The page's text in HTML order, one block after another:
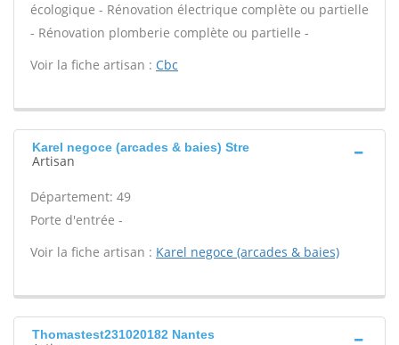
écologique - Rénovation électrique complète ou partielle
- Rénovation plomberie complète ou partielle -
Voir la fiche artisan : Cbc
Karel negoce (arcades & baies) Stre
Artisan
Département: 49
Porte d'entrée -
Voir la fiche artisan : Karel negoce (arcades & baies)
Thomastest231020182 Nantes